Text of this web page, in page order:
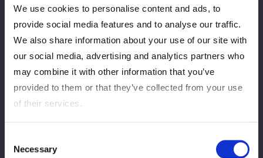
We use cookies to personalise content and ads, to
provide social media features and to analyse our traffic.
We also share information about your use of our site with
our social media, advertising and analytics partners who
may combine it with other information that you’ve
provided to them or that they’ve collected from your use
of their services.
Selection
Necessary
2026/07/27 Barang-barang
【会場物販情報】7/28（火）東京・後楽園
ホール大会
2026/07/24 Barang-barang